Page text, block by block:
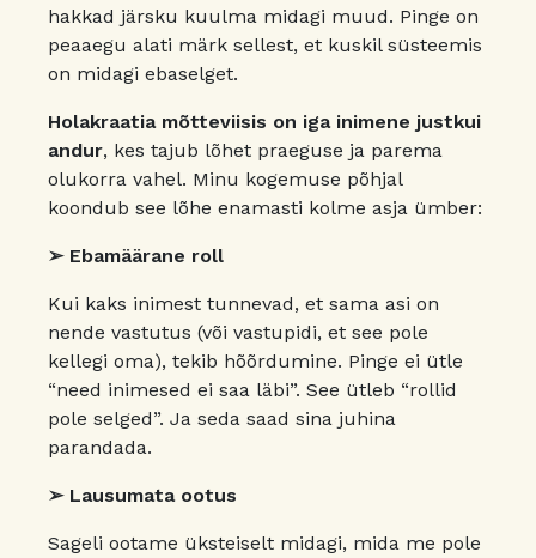
hakkad järsku kuulma midagi muud. Pinge on
peaaegu alati märk sellest, et kuskil süsteemis
on midagi ebaselget.
Holakraatia mõtteviisis on iga inimene justkui
andur, kes tajub lõhet praeguse ja parema
olukorra vahel. Minu kogemuse põhjal
koondub see lõhe enamasti kolme asja ümber:
➢ Ebamäärane roll
Kui kaks inimest tunnevad, et sama asi on
nende vastutus (või vastupidi, et see pole
kellegi oma), tekib hõõrdumine. Pinge ei ütle
“need inimesed ei saa läbi”. See ütleb “rollid
pole selged”. Ja seda saad sina juhina
parandada.
➢ Lausumata ootus
Sageli ootame üksteiselt midagi, mida me pole